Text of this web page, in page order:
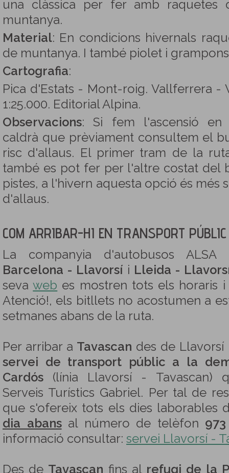
una clàssica per fer amb
muntanya.
Material: En condicions hivernals
de muntanya. I també piolet i
Cartografia:
Pica d'Estats - Mont-roig. Vallferrera -
1:25.000. Editorial Alpina.
Observacions: Si fem l'ascensió en
caldrà que prèviament consultem el
risc d'allaus. El primer tram de la
també es pot fer per l'altre costat del
pistes, a l'hivern aquesta opció és més
d'allaus.
COM ARRIBAR-HI EN TRANSPORT PÚBLIC
La companyia d'autobusos
Barcelona - Llavorsí i Lleida -
sevaweb es mostren tots els horaris
Atenció!, els bitllets no acostumen a
setmanes abans de la ruta.
Per arribar a Tavascan des de
servei de transport públic a la
Cardós (línia Llavorsí - Tavascan)
Serveis Turístics Gabriel. Per tal de
que s'ofereix tots els dies laborables
dia abansal número de telèfon
informació consultar: servei Llavorsí -
Des de Tavascan fins al refugi de la